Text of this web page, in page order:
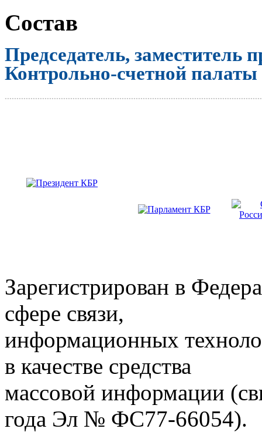
Состав
Председатель, заместитель
Контрольно-счетной палаты
Зарегистрирован в
сфере связи,
информационных
в качестве средства
массовой информации
года Эл № ФС77-66054).